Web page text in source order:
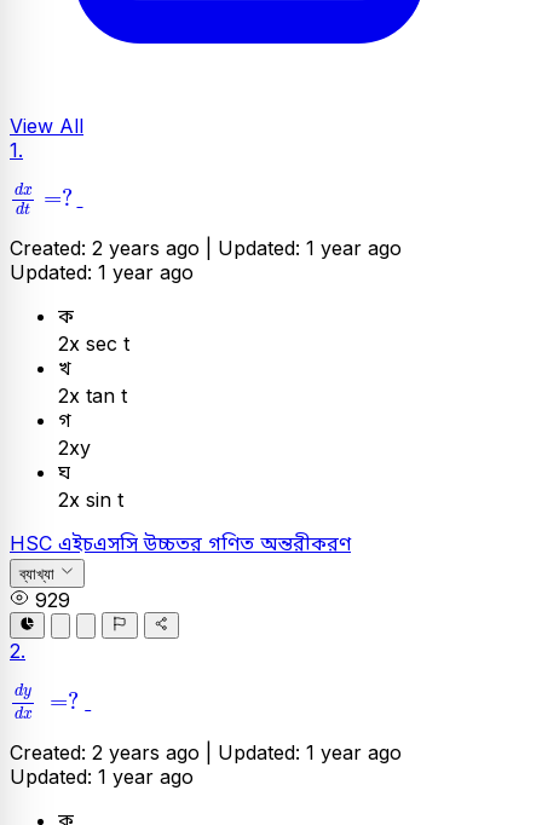
View All
1.
dx
dt =?
dx =
Created: 2 years ago | Updated: 1 year ago
Updated: 1 year ago
ক
2x sec t
খ
2x tan t
গ
2xy
ঘ
2x sin t
HSC এইচএসসিউচ্চতর গণিত অন্তরীকরণ
ব্যাখ্যা
929
2.
dy
dx =?
dy
Created: 2 years ago | Updated: 1 year ago
Updated: 1 year ago
ক